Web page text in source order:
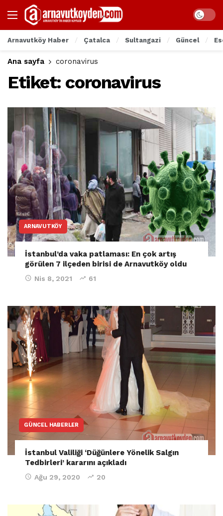
Arnavutköy Haber Çatalca Sultangazi Güncel
Ana sayfa coronavirus
Etiket: coronavirus
ARNAVUTKÖY
İstanbul’da vaka patlaması: En çok artış
görülen 7 ilçeden birisi de Arnavutköy oldu
Nis 8, 2021 61
GÜNCEL HABERLER
İstanbul Valiliği ‘Düğünlere Yönelik Salgın
Tedbirleri’ kararını açıkladı
Ağu 29, 2020 20